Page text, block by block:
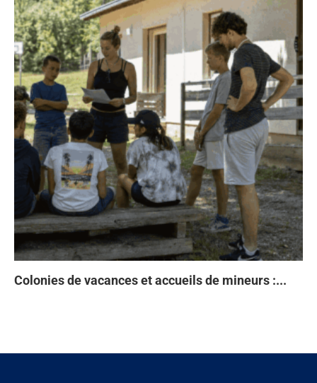
Colonies de vacances et accueils de mineurs :...